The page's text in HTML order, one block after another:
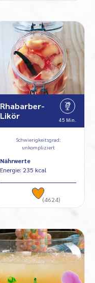
Rhabarber-
Likör
45 Min.
Schwierigkeitsgrad:
unkompliziert
Nährwerte
Energie: 235 kcal
(4624)